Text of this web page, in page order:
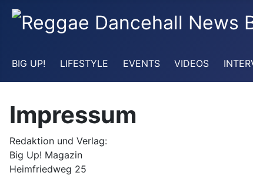
BIG UP! LIFESTYLE EVENTS VIDEOS
Impressum
Redaktion und Verlag:
Big Up! Magazin
Heimfriedweg 25